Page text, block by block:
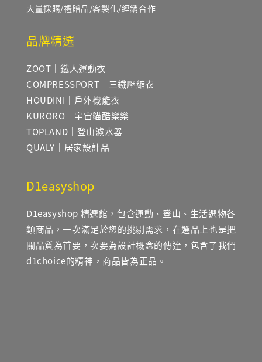
大量採購/禮贈品/客製化/經銷合作
品牌精選
ZOOT｜鐵人運動衣
COMPRESSPORT｜三鐵壓縮衣
HOUDINI｜戶外機能衣
KURORO｜宇宙貓酷樂樂
TOPLAND｜登山濾水器
QUALY｜居家設計品
D1easyshop
D1easyshop 精選館，包含運動、登山、生活選物各
類商品，一次滿足於您的挑剔需求，在選品上也是把
關品質為首要，次要為設計概念的傳達，包含了我們
d1choice的精神，商品皆為正品。